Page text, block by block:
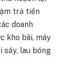
trả tiền
doanh
kho bãi, máy
sấy, lau bóng